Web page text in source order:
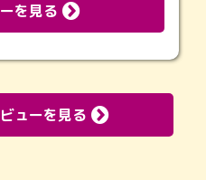
を見る
ューを見る